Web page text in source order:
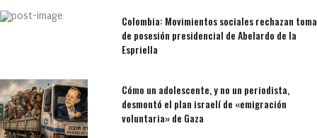
Colombia: Movimientos sociales rechazan toma
de posesión presidencial de Abelardo de la
Espriella
Cómo un adolescente, y no un periodista,
desmontó el plan israelí de «emigración
voluntaria» de Gaza